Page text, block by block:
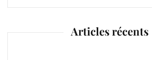
Articles récents